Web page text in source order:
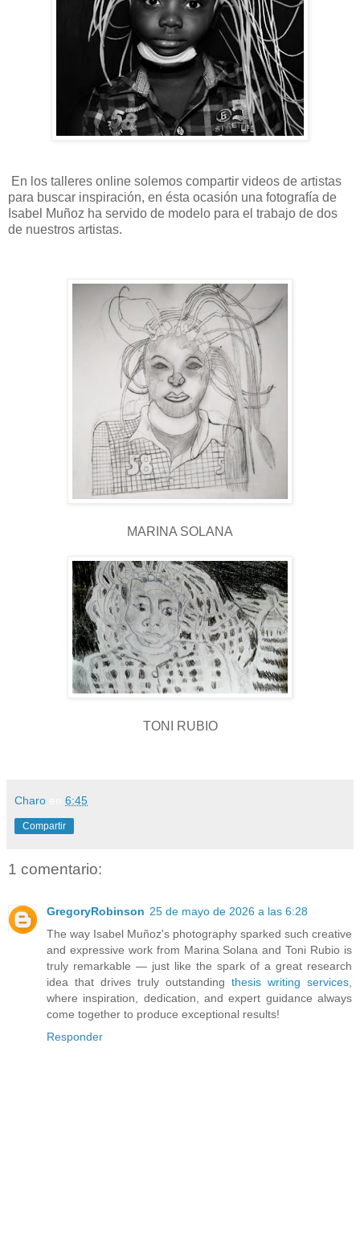
En los talleres online solemos compartir videos de artistas
para buscar inspiración, en ésta ocasión una fotografía de
Isabel Muñoz ha servido de modelo para el trabajo de dos
de nuestros artistas.
MARINA SOLANA
TONI RUBIO
Charo 6:45
Compartir
1 comentario:
GregoryRobinson 25 de mayo de 2026 a las 6:28
The way Isabel Muñoz's photography sparked such creative
and expressive work from Marina Solana and Toni Rubio is
truly remarkable — just like the spark of a great research
idea that drives truly outstanding thesis writing services
where inspiration, dedication, and expert guidance always
come together to produce exceptional results!
Responder